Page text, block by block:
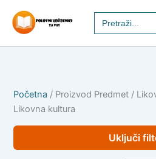
sadržaj
Search
for:
Početna / Proizvod Predmet /
Likovna kultura
Uključi